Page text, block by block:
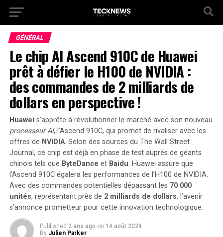
GÉNÉRAL
Le chip AI Ascend 910C de Huawei
prêt à défier le H100 de NVIDIA :
des commandes de 2 milliards de
dollars en perspective !
Huawei s’apprête à révolutionner le marché avec son nouveau
processeur AI, l’Ascend 910C, qui promet de rivaliser avec les
offres de NVIDIA. Selon des sources du The Wall Street
Journal, ce chip est déjà en phase de test auprès de géants
chinois tels que ByteDance et Baidu. Huawei assure que
l’Ascend 910C égalera les performances de l’H100 de NVIDIA.
Avec des commandes potentielles dépassant les 70 000
unités, représentant près de 2 milliards de dollars, l’avenir
s’annonce prometteur pour cette innovation technologique.
Published 2 ans ago on 14 août 2024
By Julien Parker